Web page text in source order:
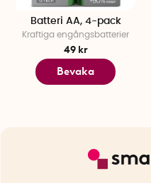
Batteri AA, 4-pack
Kraftiga engångsbatterier
49 kr
Bevaka